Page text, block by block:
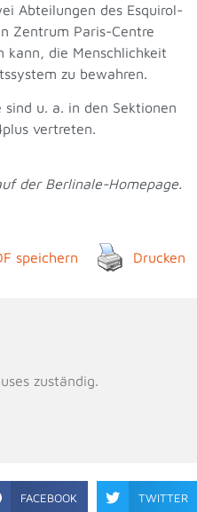
Abteilungen des Esquirol-
Zentrum Paris-Centre
die Menschlichkeit
zu bewahren.
u. a. in den Sektionen
vertreten.
der Berlinale-Homepage.
speichern Drucken
zuständig.
FACEBOOK TWITTER